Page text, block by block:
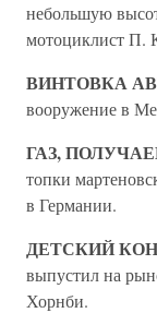
небольшую
мотоциклист П.
ВИНТОВКА
вооружение в
ГАЗ,
топки
в Германии.
ДЕТСКИЙ
выпустил на
Хорнби.